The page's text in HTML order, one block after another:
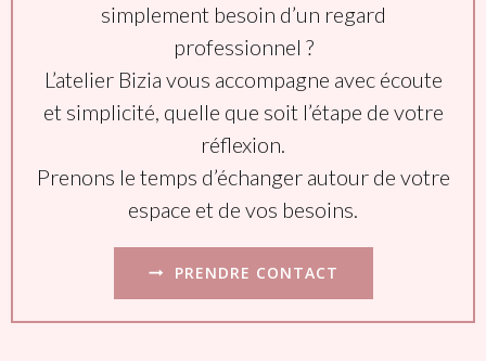
simplement besoin d’un regard
professionnel ?
L’atelier Bizia vous accompagne avec écoute
et simplicité, quelle que soit l’étape de votre
réflexion.
Prenons le temps d’échanger autour de votre
espace et de vos besoins.
PRENDRE CONTACT